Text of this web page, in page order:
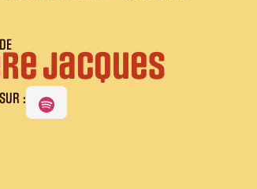
Jacques
: